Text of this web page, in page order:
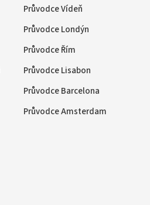
Průvodce Vídeň
Průvodce Londýn
Průvodce Řím
Průvodce Lisabon
Průvodce Barcelona
Průvodce Amsterdam